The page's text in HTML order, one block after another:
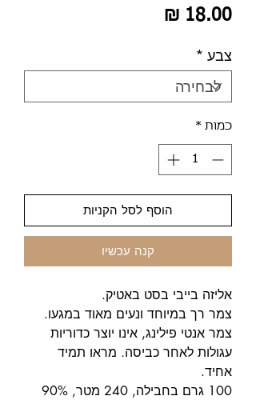
צבע *
כמות *
הוסף לסל הקניות
קנה עכשיו
אליזה בייבי בסט באטיק.
צמר רך במיוחד ונעים מאוד במגעו.
צמר אנטי פילינג, אינו יוצר כדוריות
עגולות לאחר כביסה. מראו תמיד
אחיד.
100 גרם בחבילה, 240 מטר, 90%